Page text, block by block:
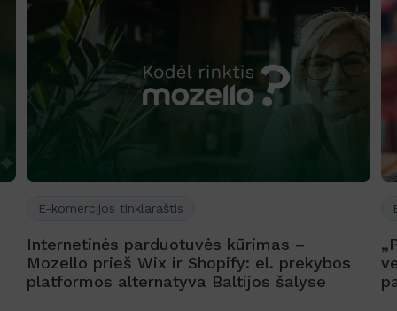
E-komercijos tinklaraštis
Internetinės parduotuvės kūrimas –
Mozello prieš Wix ir Shopify: el. prekybos
platformos alternatyva Baltijos šalyse